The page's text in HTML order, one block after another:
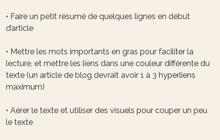
• Faire un petit résumé de quelques lignes en début
d’article
• Mettre les mots importants en gras pour faciliter la
lecture, et mettre les liens dans une couleur différente du
texte (un article de blog devrait avoir 1 à 3 hyperliens
maximum)
• Aérer le texte et utiliser des visuels pour couper un peu
le texte